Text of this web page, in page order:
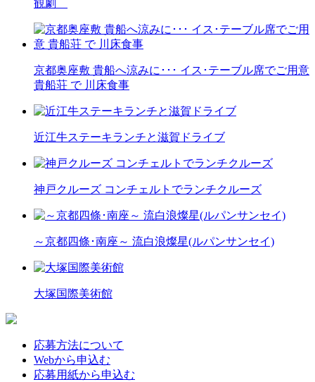
観劇
京都奥座敷 貴船へ涼みに･･･ イス･テーブル席でご用意
貴船荘 で 川床食事
近江牛ステーキランチと滋賀ドライブ
神戸クルーズ コンチェルトでランチクルーズ
～京都四條･南座～ 流白浪燦星(ルパンサンセイ)
大塚国際美術館
応募方法について
Webから申込む
応募用紙から申込む